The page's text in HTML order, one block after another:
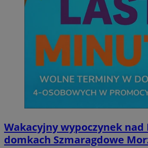
Wakacyjny wypoczynek nad
domkach Szmaragdowe